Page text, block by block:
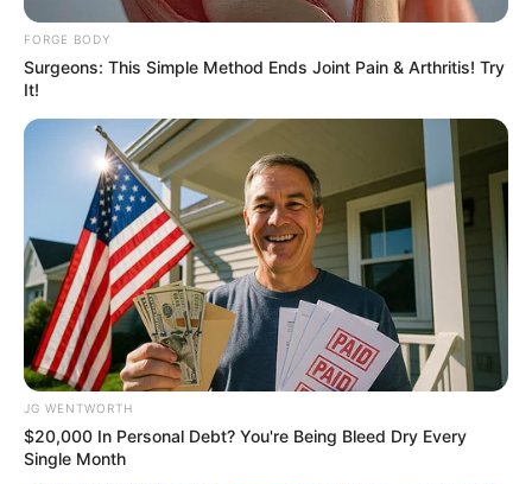
ดูดวงคนเกิดวันเสาร์
ดวงการงานสิ่งที่ต้องผิดชอบในเรื่องงาน ซึ่งไม่มีใครรับผิด
ชอบแทนได้ จะต้องทำเอง
FORGE BODY
Surgeons: This Simple Method Ends Joint Pain & Arthritis! Try
It!
JG WENTWORTH
$20,000 In Personal Debt? You're Being Bleed Dry Every
Single Month